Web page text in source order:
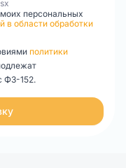
персональных
в области обработки
политики
ФЗ-152.